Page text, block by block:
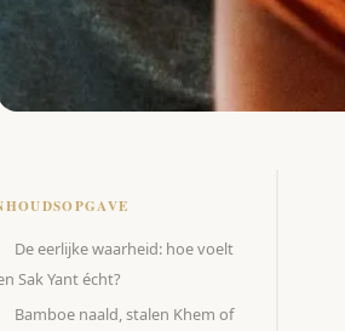
De eerlijke waarheid: hoe voelt
Sak Yant écht?
Bamboe naald, stalen Khem of